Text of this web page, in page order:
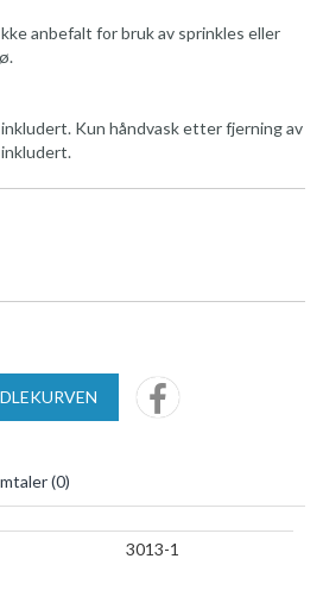
anbefalt for bruk av sprinkles eller
Kun håndvask etter fjerning av
(0)
3013-1